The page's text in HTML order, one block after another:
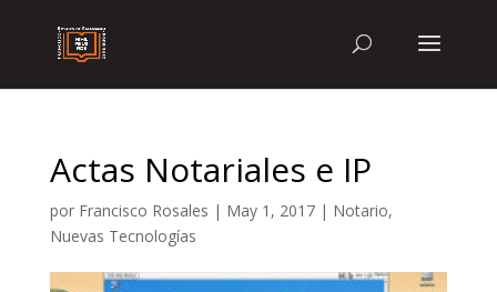
Actas Notariales e IP
por Francisco Rosales | May 1, 2017| Notario,
Nuevas Tecnologías